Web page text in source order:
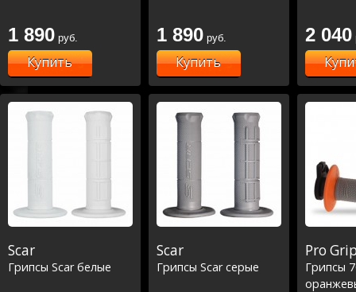
1 890 руб.
Купить
1 890 руб.
Купить
2 040
Scar
Грипсы Scar белые
Scar
Грипсы Scar серые
Pro
Грипсы